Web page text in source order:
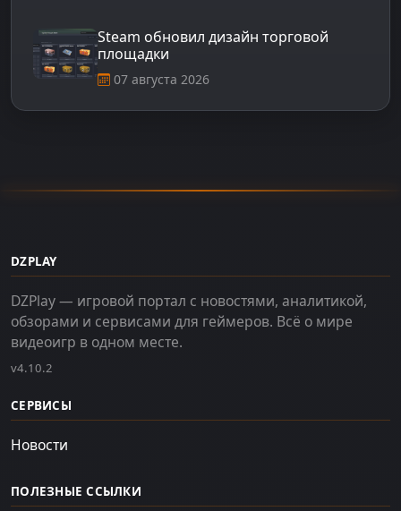
Steam обновил дизайн торговой
площадки
07 августа 2026
DZPLAY
DZPlay — игровой портал с новостями, аналитикой,
обзорами и сервисами для геймеров. Всё о мире
видеоигр в одном месте.
v4.10.2
СЕРВИСЫ
Новости
ПОЛЕЗНЫЕ ССЫЛКИ